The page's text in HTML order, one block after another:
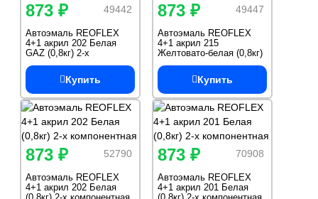
49442
873 ₽
Автоэмаль REOFLEX
4+1 акрил 202 Белая
GAZ (0,8кг) 2-х
компонентная
Купить
49447
873 ₽
Автоэмаль REOFLEX
4+1 акрил 215
Желтовато-белая (0,8кг)
2-х компонентная
Купить
52790
873 ₽
Автоэмаль REOFLEX
4+1 акрил 202 Белая
70908
873 ₽
Автоэмаль REOFLEX
4+1 акрил 201 Белая